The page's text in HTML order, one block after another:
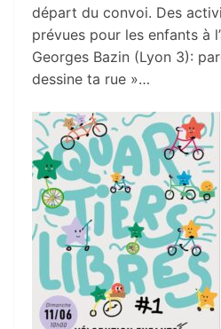
départ du convoi. Des
prévues pour les enfants à
Georges Bazin (Lyon 3):
dessine ta rue »…